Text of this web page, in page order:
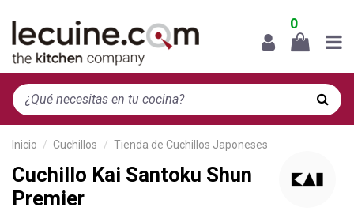
0
Inicio Cuchillos Tienda de Cuchillos Japoneses
Cuchillo Kai Santoku Shun
Premier